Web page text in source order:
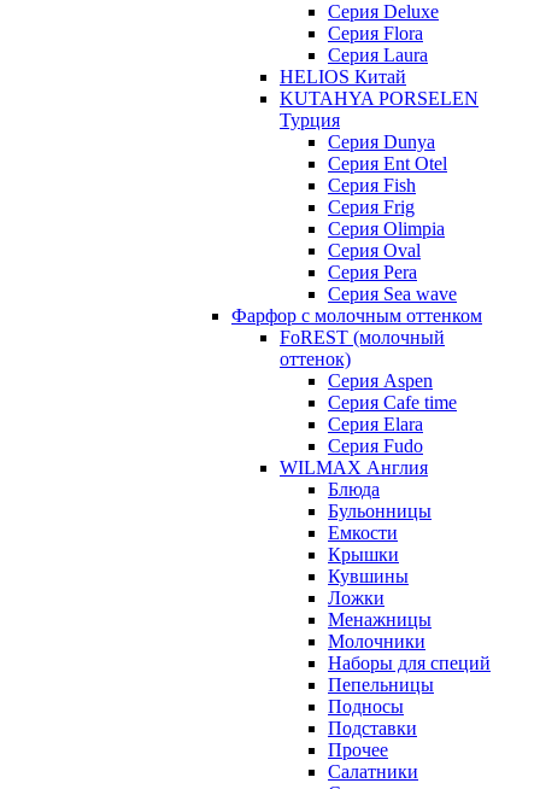
Серия Deluxe
Серия Flora
Серия Laura
HELIOS Китай
KUTAHYA PORSELEN
Турция
Серия Dunya
Серия Ent Otel
Серия Fish
Серия Frig
Серия Olimpia
Серия Oval
Серия Pera
Серия Sea wave
Фарфор с молочным оттенком
FoREST (молочный
оттенок)
Серия Aspen
Серия Cafe time
Серия Elara
Серия Fudo
WILMAX Англия
Блюда
Бульонницы
Емкости
Крышки
Кувшины
Ложки
Менажницы
Молочники
Наборы для специй
Пепельницы
Подносы
Подставки
Прочее
Салатники